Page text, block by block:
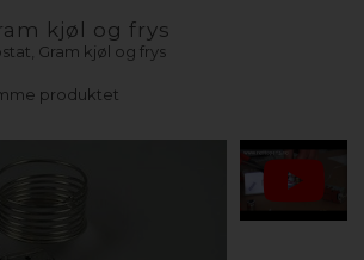
kjøl og frys
Gram kjøl og frys
produktet